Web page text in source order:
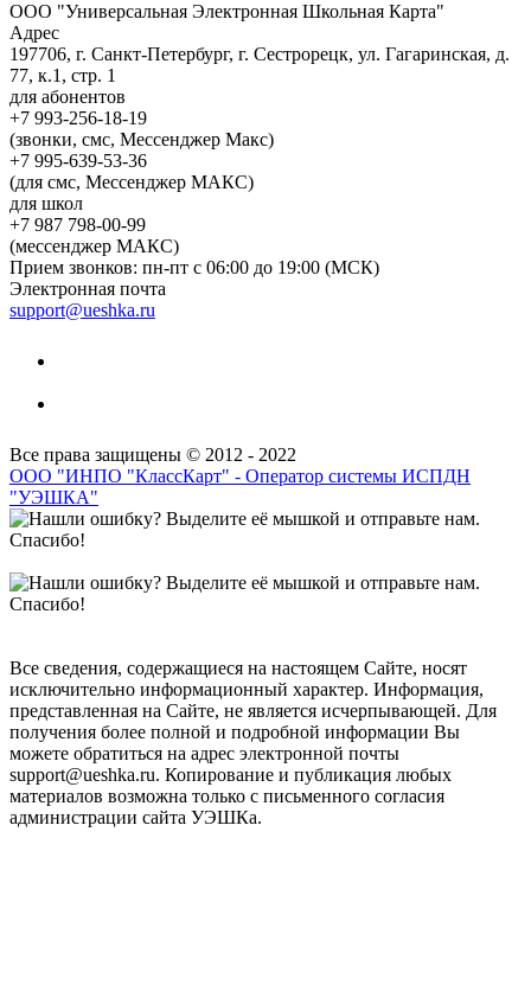
ООО "Универсальная Электронная Школьная Карта"
Адрес
197706, г. Санкт-Петербург, г. Сестрорецк, ул. Гагаринская, д.
77, к.1, стр. 1
для абонентов
+7 993-256-18-19
(звонки, смс, Мессенджер Макс)
+7 995-639-53-36
(для смс, Мессенджер МАКС)
для школ
+7 987 798-00-99
(мессенджер МАКС)
Прием звонков: пн-пт с 06:00 до 19:00 (МСК)
Электронная почта
support@ueshka.ru
Все права защищены © 2012 - 2022
ООО "ИНПО "КлассКарт" - Оператор системы ИСПДН
"УЭШКА"
Все сведения, содержащиеся на настоящем Сайте, носят
исключительно информационный характер. Информация,
представленная на Сайте, не является исчерпывающей. Для
получения более полной и подробной информации Вы
можете обратиться на адрес электронной почты
support@ueshka.ru. Копирование и публикация любых
материалов возможна только с письменного согласия
администрации сайта УЭШКа.